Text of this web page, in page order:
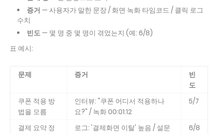
증거 — 사용자가 말한 문장 / 화면 녹화 타임코드 / 클릭 로그
수치
빈도 — 몇 명 중 몇 명이 겪었는지 (예: 6/8)
표 예시:
문제 증거
빈
도
쿠폰 적용 방
법을 모름
인터뷰: "쿠폰 어디서 적용하나
요?" / 녹화 00:01:12
5/7
결제 요약 정
로그: '결제화면 이탈' 높음 / 설문
6/8